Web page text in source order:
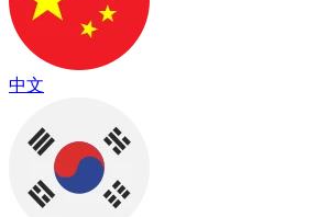
中文